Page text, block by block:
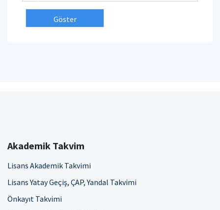
Akademik Takvim
Lisans Akademik Takvimi
Lisans Yatay Geçiş, ÇAP, Yandal Takvimi
Önkayıt Takvimi